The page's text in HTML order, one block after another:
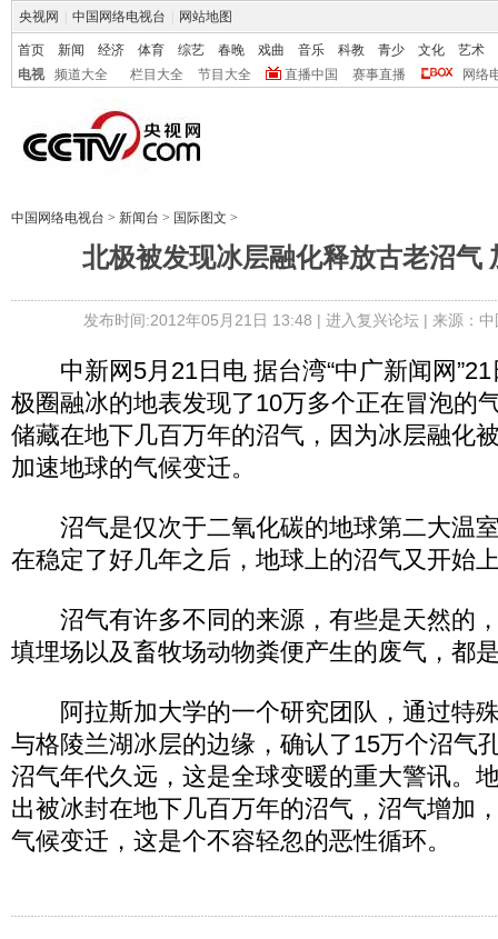
央视网 中国网络电视台 网站地图
首页 新闻 经济 体育 综艺 春晚 戏曲 音乐 科教 青少 文化
艺术
电视
频道大全 栏目大全 节目大全 直播中国 赛事直播 网络
中国网络电视台 > 新闻台 > 国际图文 >
北极被发现冰层融化释放古老沼气
发布时间:2012年05月21日 13:48 | 进入复兴论坛| 来源：
中新网5月21日电 据台湾“中广新闻网”21
极圈融冰的地表发现了10万多个正在冒泡的
储藏在地下几百万年的沼气，因为冰层融化
加速地球的气候变迁。
沼气是仅次于二氧化碳的地球第二大温
在稳定了好几年之后，地球上的沼气又开始
沼气有许多不同的来源，有些是天然的
填埋场以及畜牧场动物粪便产生的废气，都
阿拉斯加大学的一个研究团队，通过特
与格陵兰湖冰层的边缘，确认了15万个沼气
沼气年代久远，这是全球变暖的重大警讯。
出被冰封在地下几百万年的沼气，沼气增加
气候变迁，这是个不容轻忽的恶性循环。